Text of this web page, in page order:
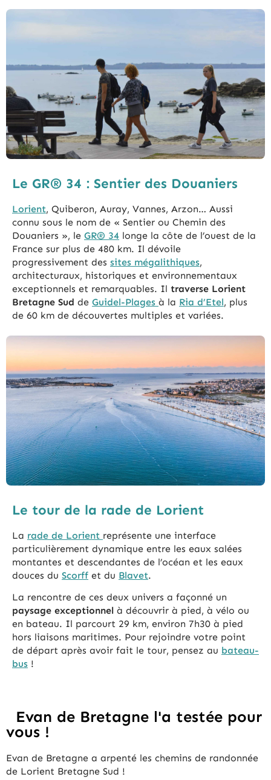
Le GR® 34 : Sentier des Douaniers
Lorient, Quiberon, Auray, Vannes, Arzon… Aussi
connu sous le nom de « Sentier ou Chemin des
Douaniers », le GR® 34 longe la côte de l’ouest de la
France sur plus de 480 km. Il dévoile
progressivement des sites mégalithiques,
architecturaux, historiques et environnementaux
exceptionnels et remarquables. Il traverse Lorient
Bretagne Sud de Guidel-Plages à la Ria d’Etel, plus
de 60 km de découvertes multiples et variées.
Le tour de la rade de Lorient
La rade de Lorient représente une interface
particulièrement dynamique entre les eaux salées
montantes et descendantes de l’océan et les eaux
douces du Scorff et du Blavet.
La rencontre de ces deux univers a façonné un
paysage exceptionnel à découvrir à pied, à vélo ou
en bateau. Il parcourt 29 km, environ 7h30 à pied
hors liaisons maritimes. Pour rejoindre votre point
de départ après avoir fait le tour, pensez au bateau-
bus !
Evan de Bretagne l'a testée pour
vous !
Evan de Bretagne a arpenté les chemins de randonnée
de Lorient Bretagne Sud !